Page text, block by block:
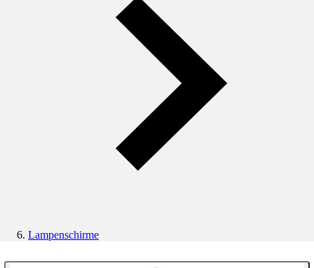
Lampenschirme